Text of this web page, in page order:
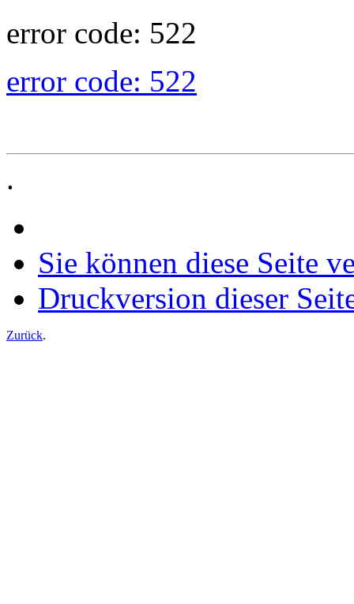
error code: 522
error code: 522
.
Sie können diese Seite
Druckversion dieser
Zurück.